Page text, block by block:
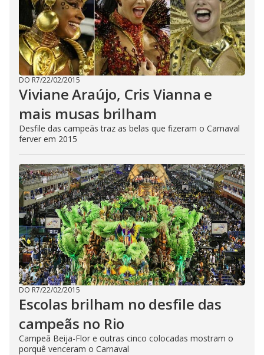
DO R7/22/02/2015
Viviane Araújo, Cris Vianna e
mais musas brilham
Desfile das campeãs traz as belas que fizeram o Carnaval
ferver em 2015
DO R7/22/02/2015
Escolas brilham no desfile das
campeãs no Rio
Campeã Beija-Flor e outras cinco colocadas mostram o
porquê venceram o Carnaval